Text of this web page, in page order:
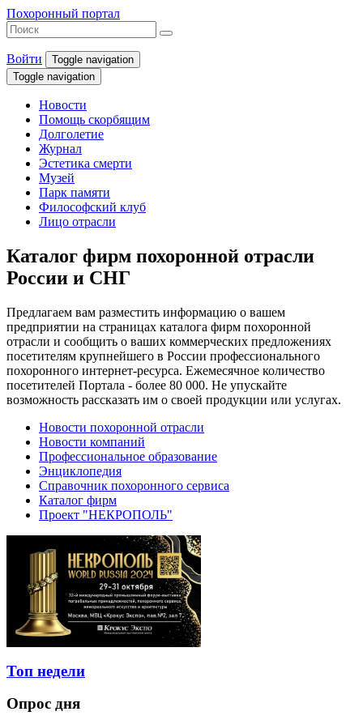
Похоронный портал
Войти
Toggle navigation
Toggle navigation
Новости
Помощь скорбящим
Долголетие
Журнал
Эстетика смерти
Музей
Парк памяти
Философский клуб
Лицо отрасли
Каталог фирм похоронной отрасли
России и СНГ
Предлагаем вам разместить информацию о вашем
предприятии на страницах каталога фирм похоронной
отрасли и сообщить о ваших коммерческих предложениях
посетителям крупнейшего в России профессионального
похоронного интернет-ресурса. Ежемесячное количество
посетителей Портала - более 80 000. Не упускайте
возможность рассказать им о своей продукции или услугах.
Новости похоронной отрасли
Новости компаний
Профессиональное образование
Энциклопедия
Справочник похоронного сервиса
Каталог фирм
Проект "НЕКРОПОЛЬ"
Топ недели
Опрос дня